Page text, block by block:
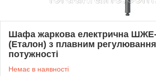
Шафа жаркова електрична
(Еталон) з плавним
потужності
Немає в наявності